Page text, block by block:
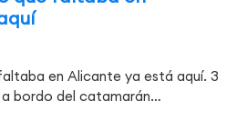
en Alicante ya está aquí. 3
bordo del catamarán…